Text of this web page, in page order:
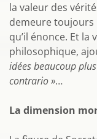
la valeur des
demeure toujours
qu’il énonce. Et la
philosophique,
idées beaucoup
contrario »…
La dimension